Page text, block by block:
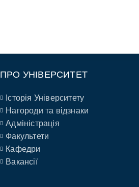
ПРО УНІВЕРСИТЕТ
Історія Університету
Нагороди та відзнаки
Адміністрація
Факультети
Кафедри
Вакансії